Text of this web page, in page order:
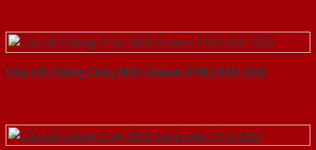
Cửa Gỗ Chống Cháy MDF Veneer P1R2 ASH-SGD